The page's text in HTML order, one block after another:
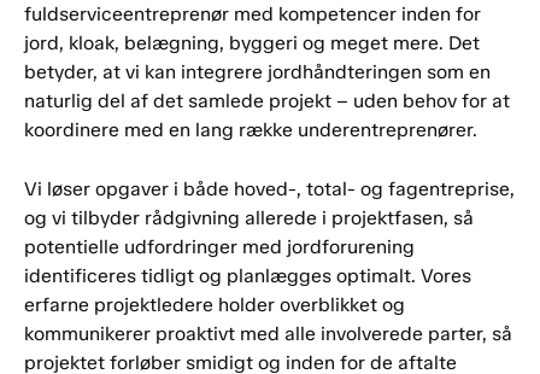
fuldserviceentreprenør med kompetencer inden for
jord, kloak, belægning, byggeri og meget mere. Det
betyder, at vi kan integrere jordhåndteringen som en
naturlig del af det samlede projekt – uden behov for at
koordinere med en lang række underentreprenører.
Vi løser opgaver i både hoved-, total- og fagentreprise,
og vi tilbyder rådgivning allerede i projektfasen, så
potentielle udfordringer med jordforurening
identificeres tidligt og planlægges optimalt. Vores
erfarne projektledere holder overblikket og
kommunikerer proaktivt med alle involverede parter, så
projektet forløber smidigt og inden for de aftalte